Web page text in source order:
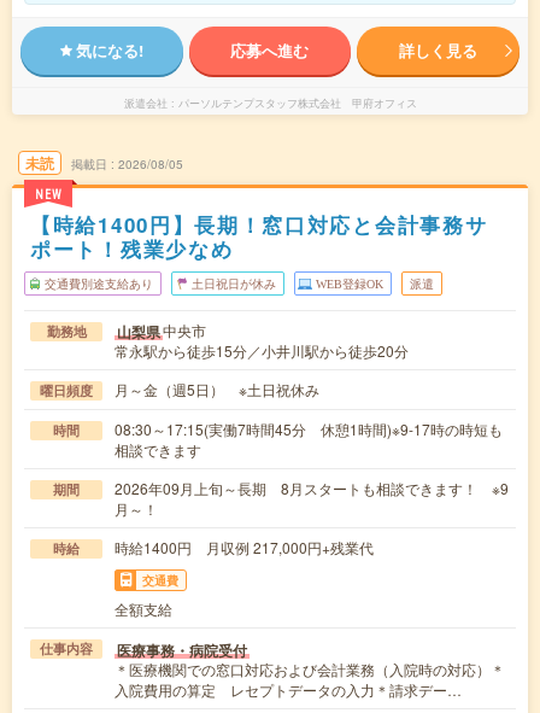
気になる! 応募へ進む 詳しく見る
派遣会社 パーソルテンプスタッフ株式会社 甲府オフィス
未読
NEW
掲載日 2026/08/05
【時給1400円】長期！窓口対応と会計事務サ
ポート！残業少なめ
交通費別途支給あり 土日祝日が休み WEB登録OK 派遣
勤務地 山梨県中央市
常永駅から徒歩15分／小井川駅から徒歩20分
曜日頻度 月～金（週5日） ※土日祝休み
時間
08:30～17:15(実働7時間45分 休憩1時間)※9-17時の時短も
相談できます
期間
2026年09月上旬～長期 8月スタートも相談できます！ ※9
月～！
時給 時給1400円 月収例 217,000円+残業代
交通費
全額支給
仕事内容 医療事務・病院受付
＊医療機関での窓口対応および会計業務（入院時の対応）＊
入院費用の算定 レセプトデータの入力＊請求デー…